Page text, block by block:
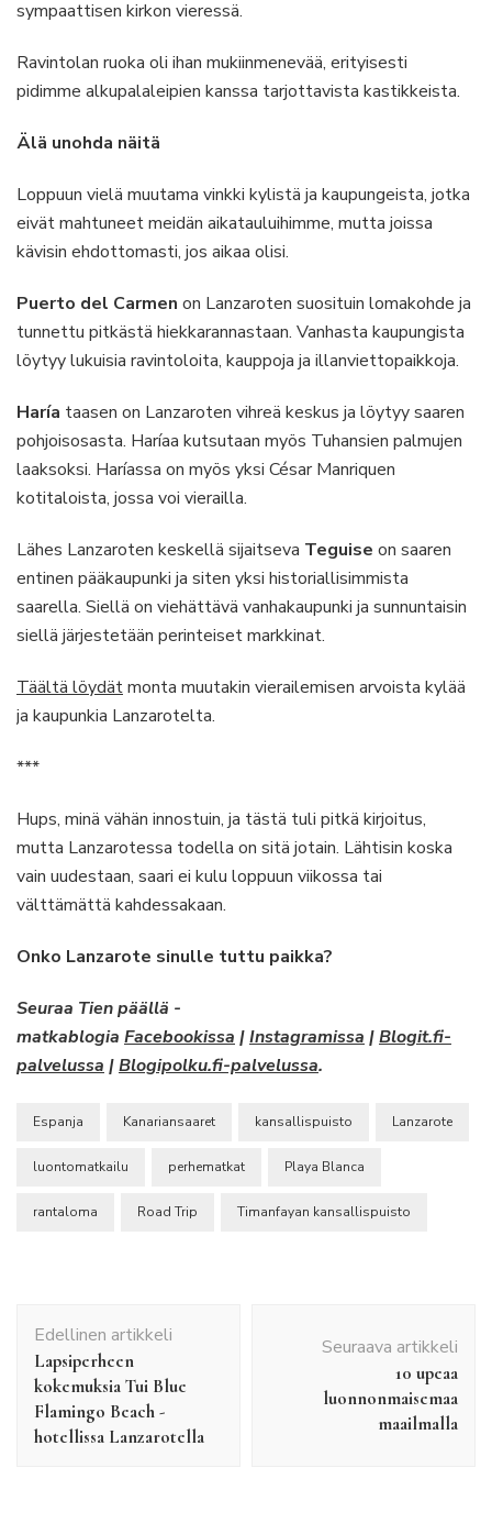
sympaattisen kirkon vieressä.
Ravintolan ruoka oli ihan mukiinmenevää, erityisesti
pidimme alkupalaleipien kanssa tarjottavista kastikkeista.
Älä unohda näitä
Loppuun vielä muutama vinkki kylistä ja kaupungeista, jotka
eivät mahtuneet meidän aikatauluihimme, mutta joissa
kävisin ehdottomasti, jos aikaa olisi.
Puerto del Carmen on Lanzaroten suosituin lomakohde ja
tunnettu pitkästä hiekkarannastaan. Vanhasta kaupungista
löytyy lukuisia ravintoloita, kauppoja ja illanviettopaikkoja.
Haría taasen on Lanzaroten vihreä keskus ja löytyy saaren
pohjoisosasta. Haríaa kutsutaan myös Tuhansien palmujen
laaksoksi. Haríassa on myös yksi César Manriquen
kotitaloista, jossa voi vierailla.
Lähes Lanzaroten keskellä sijaitseva Teguise on saaren
entinen pääkaupunki ja siten yksi historiallisimmista
saarella. Siellä on viehättävä vanhakaupunki ja sunnuntaisin
siellä järjestetään perinteiset markkinat.
Täältä löydätmonta muutakin vierailemisen arvoista kylää
ja kaupunkia Lanzarotelta.
***
Hups, minä vähän innostuin, ja tästä tuli pitkä kirjoitus,
mutta Lanzarotessa todella on sitä jotain. Lähtisin koska
vain uudestaan, saari ei kulu loppuun viikossa tai
välttämättä kahdessakaan.
Onko Lanzarote sinulle tuttu paikka?
Seuraa Tien päällä -
matkablogia Facebookissa |Instagramissa |Blogit.fi-
palvelussa |Blogipolku.fi-palvelussa.
Espanja Kanariansaaret kansallispuisto Lanzarote
luontomatkailu perhematkat Playa Blanca
rantaloma Road Trip Timanfayan kansallispuisto
selaus
Edellinen artikkeli
Lapsiperheen
kokemuksia Tui Blue
Flamingo Beach -
hotellissa Lanzarotella
Seuraava artikkeli
10 upeaa
luonnonmaisemaa
maailmalla